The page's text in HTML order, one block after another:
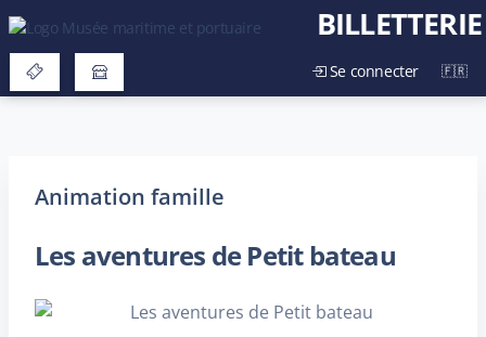
BILLETTERIE
Se connecter
Animation famille
Les aventures de Petit bateau